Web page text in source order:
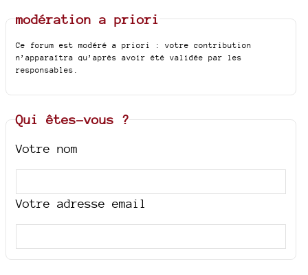
modération a priori
Ce forum est modéré a priori : votre contribution
n’apparaîtra qu’après avoir été validée par les
responsables.
Qui êtes-vous ?
Votre nom
Votre adresse email